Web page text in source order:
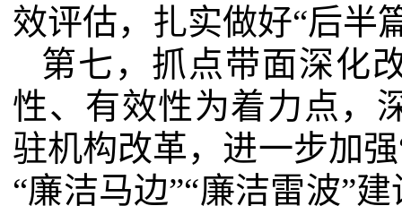
效评估，扎实做好“后半
第七，抓点带面深化
性、有效性为着力点，
驻机构改革，进一步加
“廉洁马边”“廉洁雷波”